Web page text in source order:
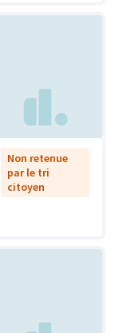
Non retenue
par le tri
citoyen